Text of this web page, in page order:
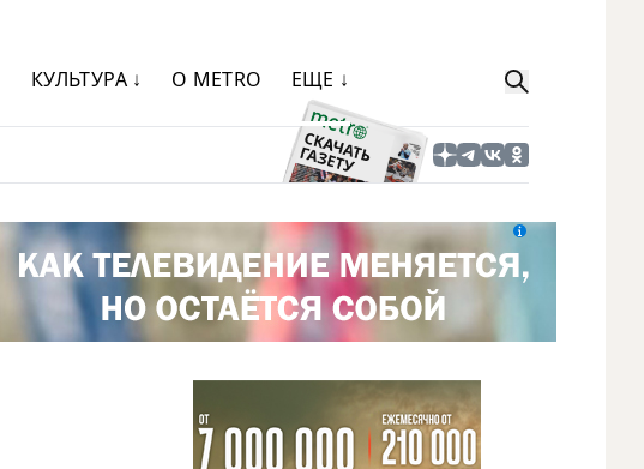
КУЛЬТУРА ↓ О METRO ЕЩЕ ↓